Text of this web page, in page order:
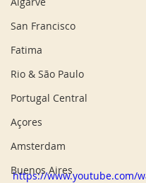
San Francisco
Fatima
Rio & São Paulo
Portugal Central
Açores
Amsterdam
Buenos Aires
https://www.youtube.com/